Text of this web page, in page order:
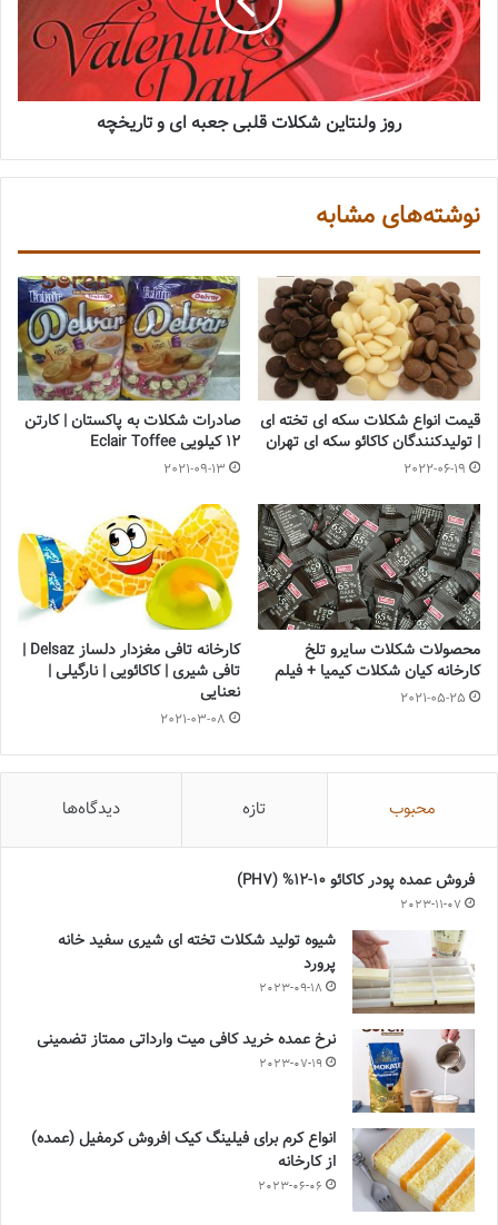
روز ولنتاین شکلات قلبی جعبه ای و تاریخچه
نوشته‌های مشابه
قیمت انواع شکلات سکه ای تخته ای
| تولیدکنندگان کاکائو سکه ای تهران
2022-06-19
صادرات شکلات به پاکستان | کارتن
12 کیلویی Eclair Toffee
2021-09-13
محصولات شکلات سایرو تلخ
کارخانه کیان شکلات کیمیا + فیلم
2021-05-25
کارخانه تافی مغزدار دلساز Delsaz |
تافی شیری | کاکائویی | نارگیلی |
نعنایی
2021-03-08
محبوب تازه دیدگاه‌ها
فروش عمده پودر کاکائو 10-12% (PH7)
2023-11-07
شیوه تولید شکلات تخته ای شیری سفید خانه
پرورد
2023-09-18
نرخ عمده خرید کافی میت وارداتی ممتاز تضمینی
2023-07-19
انواع کرم برای فیلینگ کیک |فروش کرمفیل (عمده)
از کارخانه
2023-06-06